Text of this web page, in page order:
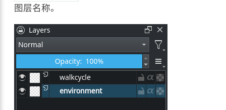
图层名称。